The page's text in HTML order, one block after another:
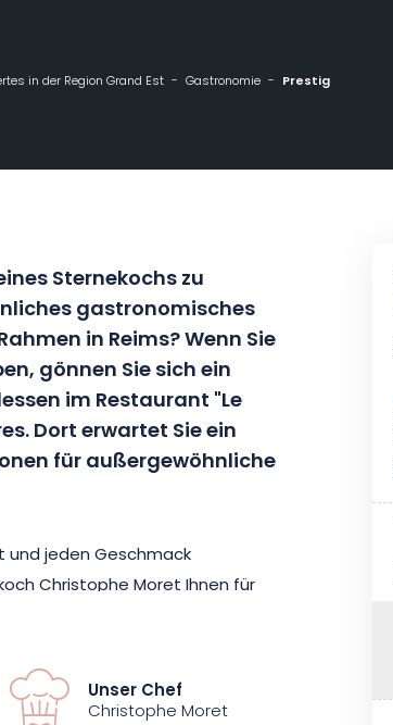
in der Region Grand Est Gastronomie Prestige Mittag- oder Abendessen "Parc" - Les Crayères***** in Reims
Sternekochs zu
gastronomisches
in Reims? Wenn Sie
gönnen Sie sich ein
im Restaurant "Le
Dort erwartet Sie ein
für außergewöhnliche
und jeden Geschmack
Christophe Moret Ihnen für
wenn der Künstler
vermittelt.
Unser Chef
Christophe Moret